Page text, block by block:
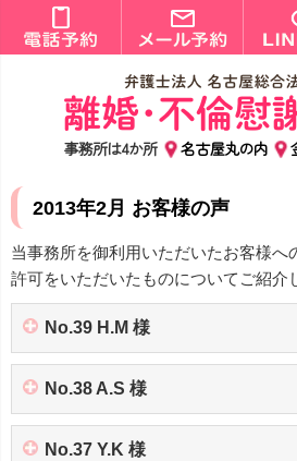
事務所は4か所 名古屋丸の内
2013年2月 お客様の声
当事務所を御利用いただいたお客様へ
許可をいただいたものについてご紹介
No.39 H.M 様
No.38 A.S 様
No.37 Y.K 様